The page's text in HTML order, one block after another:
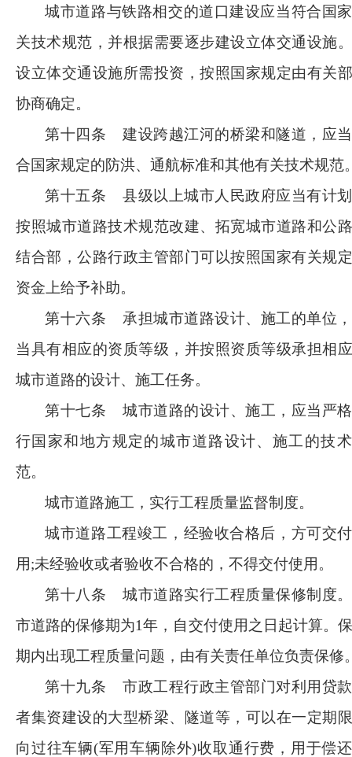
城市道路与铁路相交的道口建设应当符合国
关技术规范，并根据需要逐步建设立体交通设施
设立体交通设施所需投资，按照国家规定由有关
协商确定。
第十四条
建设跨越江河的桥梁和隧道，应
合国家规定的防洪、通航标准和其他有关技术规范
第十五条
县级以上城市人民政府应当有计
按照城市道路技术规范改建、拓宽城市道路和公
结合部，公路行政主管部门可以按照国家有关规
资金上给予补助。
第十六条
承担城市道路设计、施工的单位
当具有相应的资质等级，并按照资质等级承担相
城市道路的设计、施工任务。
第十七条
城市道路的设计、施工，应当严
行国家和地方规定的城市道路设计、施工的技
范。
城市道路施工，实行工程质量监督制度。
城市道路工程竣工，经验收合格后，方可交
用;未经验收或者验收不合格的，不得交付使用。
第十八条
城市道路实行工程质量保修制度
市道路的保修期为1年，自交付使用之日起计算。
期内出现工程质量问题，由有关责任单位负责保修
第十九条
市政工程行政主管部门对利用贷
者集资建设的大型桥梁、隧道等，可以在一定期
向过往车辆(军用车辆除外)收取通行费，用于偿